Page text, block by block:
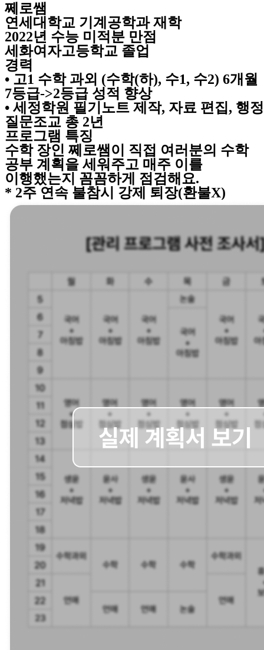
쩨로쌤
연세대학교 기계공학과 재학
2022년 수능 미적분 만점
세화여자고등학교 졸업
경력
• 고1 수학 과외 (수학(하), 수1, 수2) 6개월
7등급->2등급 성적 향상
• 세정학원 필기노트 제작, 자료 편집, 행
질문조교 총 2년
프로그램 특징
수학 장인 쩨로쌤이 직접 여러분의 수학
공부 계획을 세워주고 매주 이를
이행했는지 꼼꼼하게 점검해요.
* 2주 연속 불참시 강제 퇴장(환불X)